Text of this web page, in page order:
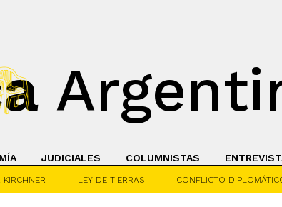
JUDICIALES COLUMNISTAS
KIRCHNER LEY DE TIERRAS CONFLICTO